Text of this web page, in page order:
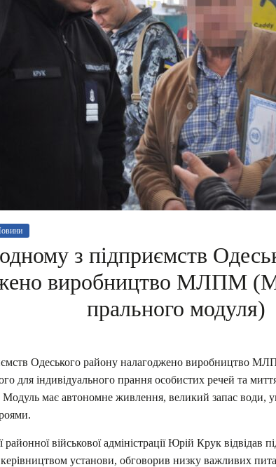
з підприємств
виробництво МЛПМ
прального модуля)
Одеського району налагоджено виробництво
для індивідуального прання особистих речей та
має автономне живлення, великий запас води,
військової адміністрації Юрій Крук відвідав
установи, обговорив низку важливих